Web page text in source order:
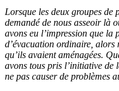
Lorsque les deux groupes de
demandé de nous asseoir là
avons eu l’impression que la
d’évacuation ordinaire, alors
qu’ils avaient aménagées.
avons tous pris l’initiative de
ne pas causer de problèmes